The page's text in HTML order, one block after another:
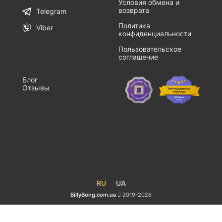
Telegram
Viber
Условия обмена и
возврата
Политика
конфиденциальности
Пользовательское
соглашение
Блог
Отзывы
RU UA
BillyBong.com.ua 2019-2026